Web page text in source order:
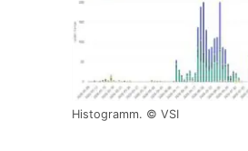
Histogramm. © VSI